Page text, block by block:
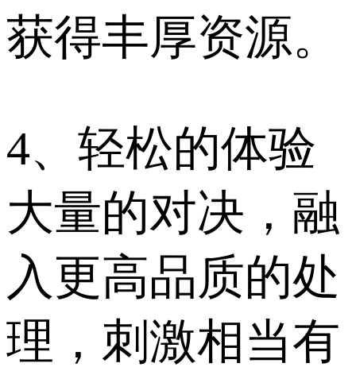
获得丰厚资源。
4、轻松的体验
大量的对决，融
入更高品质的处
理，刺激相当有